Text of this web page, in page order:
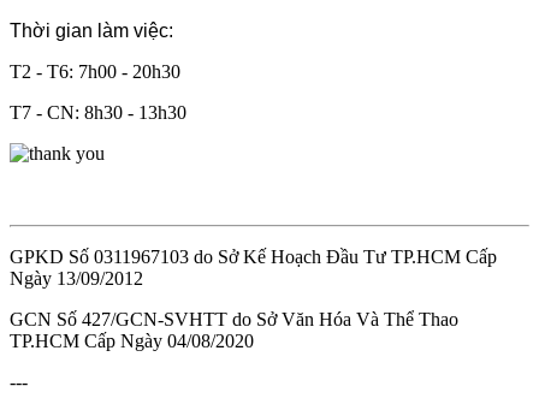
Thời gian làm việc:
T2 - T6: 7h00 - 20h30
T7 - CN: 8h30 - 13h30
GPKD Số 0311967103 do Sở Kế Hoạch Đầu Tư TP.HCM Cấp
Ngày 13/09/2012
GCN Số 427/GCN-SVHTT do Sở Văn Hóa Và Thể Thao
TP.HCM Cấp Ngày 04/08/2020
---